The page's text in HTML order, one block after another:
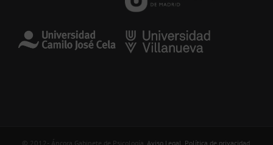
© 2012-. Áncora Gabinete de Psicología. Aviso Legal Política de privacidad.